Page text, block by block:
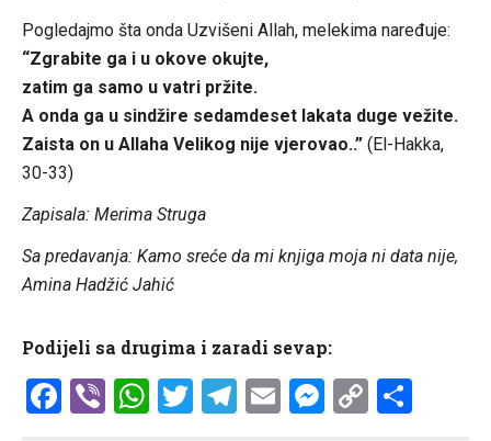
Pogledajmo šta onda Uzvišeni Allah, melekima naređuje:
“Zgrabite ga i u okove okujte,
zatim ga samo u vatri pržite.
A onda ga u sindžire sedamdeset lakata duge vežite.
Zaista on u Allaha Velikog nije vjerovao..”(El-Hakka,
30-33)
Zapisala: Merima Struga
Sa predavanja: Kamo sreće da mi knjiga moja ni data nije,
Amina Hadžić Jahić
Podijeli sa drugima i zaradi sevap:
Facebook
ViberWhatsApp
Twitter
Telegram
EmailCopy